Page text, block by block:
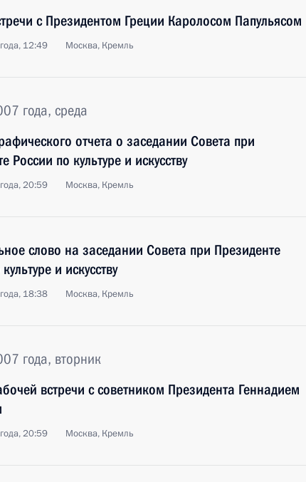
с Президентом Греции Каролосом Папульясом
12:49 Москва, Кремль
года, среда
отчета о заседании Совета при
России по культуре и искусству
20:59 Москва, Кремль
слово на заседании Совета при Президенте
и искусству
18:38 Москва, Кремль
года, вторник
встречи с советником Президента Геннадием
20:59 Москва, Кремль